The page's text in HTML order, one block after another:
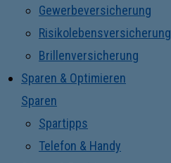
Gewerbeversicherung
Risikolebensversicherung
Brillenversicherung
Sparen & Optimieren
Sparen
Spartipps
Telefon & Handy